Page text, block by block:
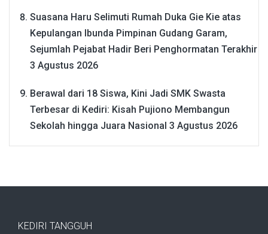
Suasana Haru Selimuti Rumah Duka Gie Kie atas
Kepulangan Ibunda Pimpinan Gudang Garam,
Sejumlah Pejabat Hadir Beri Penghormatan Terakhir
3 Agustus 2026
Berawal dari 18 Siswa, Kini Jadi SMK Swasta
Terbesar di Kediri: Kisah Pujiono Membangun
Sekolah hingga Juara Nasional 3 Agustus 2026
KEDIRI TANGGUH